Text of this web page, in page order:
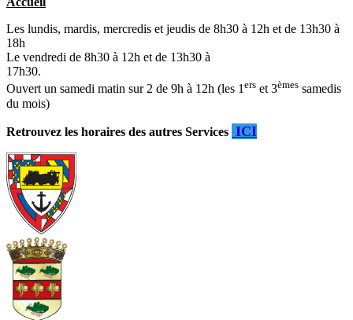
Les lundis, mardis, mercredis et jeudis de 8h30 à 12h et de 13h30 à
18h
Le vendredi de 8h30 à 12h et de 13h30 à
17h30.
Ouvert un samedi matin sur 2 de 9h à 12h (les 1ers et 3èmes samedis
du mois)
Retrouvez les horaires des autres Services ICI